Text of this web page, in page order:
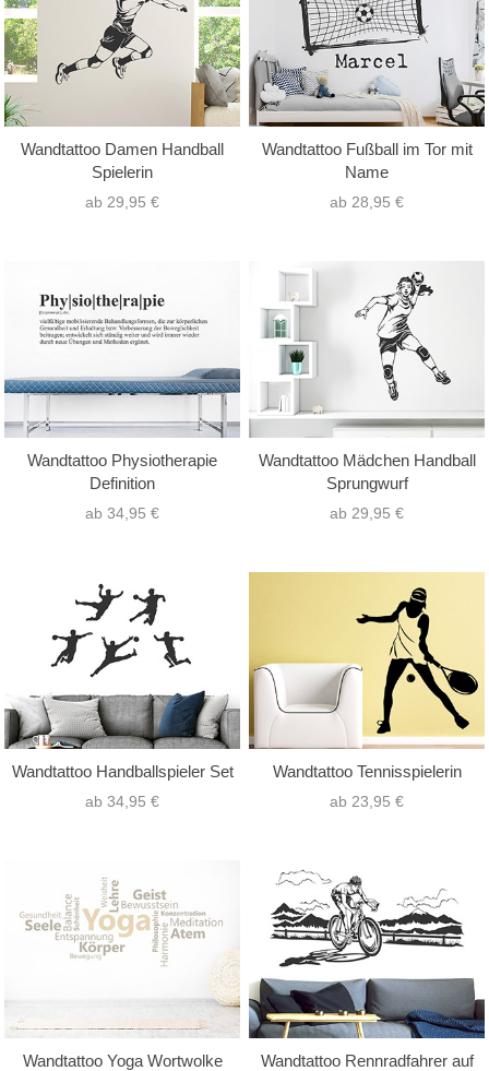
Wandtattoo Damen Handball
Spielerin
ab 29,95 €
Wandtattoo Fußball im Tor mit
Name
ab 28,95 €
Wandtattoo Physiotherapie
Definition
ab 34,95 €
Wandtattoo Mädchen Handball
Sprungwurf
ab 29,95 €
Wandtattoo Handballspieler Set
ab 34,95 €
Wandtattoo Tennisspielerin
ab 23,95 €
Wandtattoo Yoga Wortwolke
Wandtattoo Rennradfahrer auf